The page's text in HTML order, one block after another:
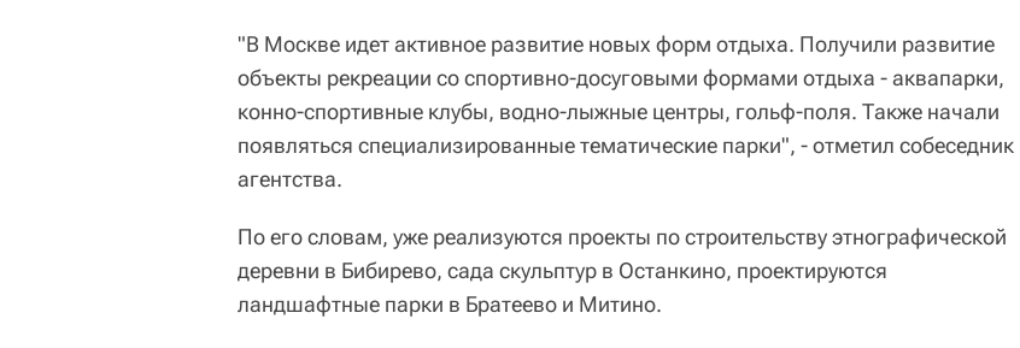
"В Москве идет активное развитие новых форм отдыха. Получили развитие
объекты рекреации со спортивно-досуговыми формами отдыха - аквапарки,
конно-спортивные клубы, водно-лыжные центры, гольф-поля. Также начали
появляться специализированные тематические парки", - отметил собеседник
агентства.
По его словам, уже реализуются проекты по строительству этнографической
деревни в Бибирево, сада скульптур в Останкино, проектируются
ландшафтные парки в Братеево и Митино.